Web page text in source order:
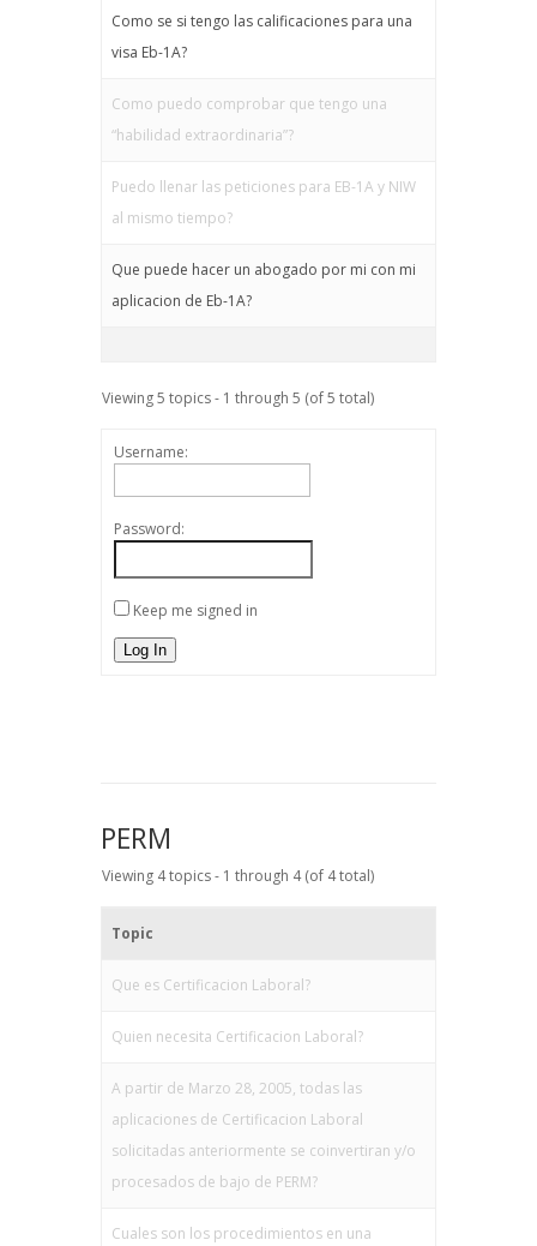
Como se si tengo las calificaciones para una
visa Eb-1A?
Como puedo comprobar que tengo una
“habilidad extraordinaria”?
Puedo llenar las peticiones para EB-1A y NIW
al mismo tiempo?
Que puede hacer un abogado por mi con mi
aplicacion de Eb-1A?
Viewing 5 topics - 1 through 5 (of 5 total)
Username:
Password:
Keep me signed in
Log In
PERM
Viewing 4 topics - 1 through 4 (of 4 total)
Topic
Que es Certificacion Laboral?
Quien necesita Certificacion Laboral?
A partir de Marzo 28, 2005, todas las
aplicaciones de Certificacion Laboral
solicitadas anteriormente se coinvertiran y/o
procesados de bajo de PERM?
Cuales son los procedimientos en una